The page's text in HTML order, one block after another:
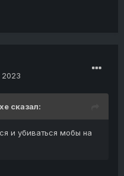
сказал:
и убиваться мобы на